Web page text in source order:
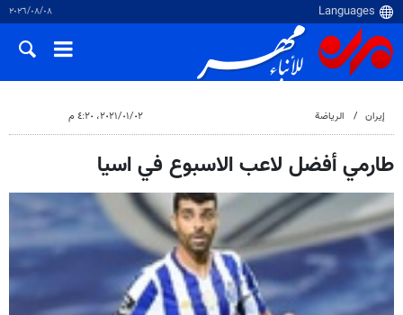
٠٨‏/٠٨‏/٢٠٢٦
إيران الرياضة ٠٢‏/٠١‏/٢٠٢١، ٤:٢٠ م
طارمي أفضل لاعب الاسبوع في اسيا